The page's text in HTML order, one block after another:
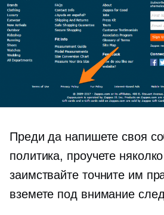
Преди да напишете своя
политика, проучете
заимствайте точните им
вземете под внимание